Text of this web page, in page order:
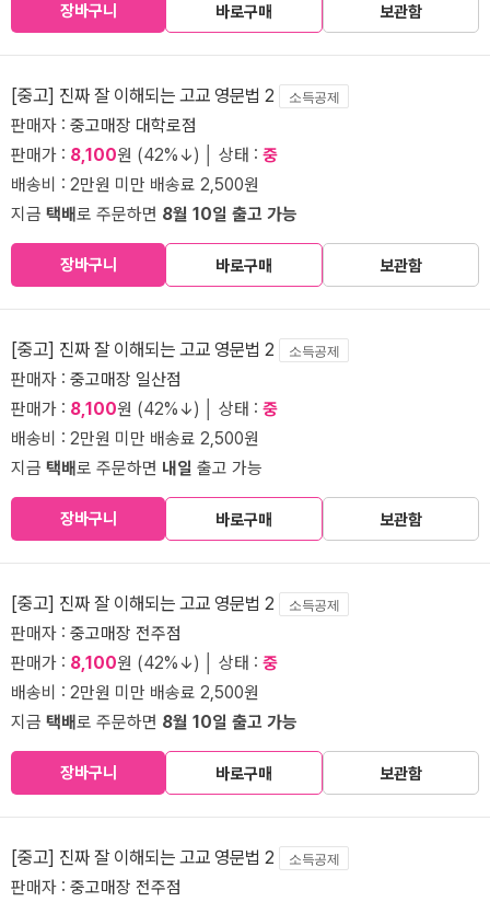
장바구니 바로구매 보관함
[중고] 진짜 잘 이해되는 고교 영문법 2 소득공제
판매자 : 중고매장 대학로점
판매가 : 8,100원 (42%↓) │ 상태 : 중
배송비 : 2만원 미만 배송료 2,500원
지금 택배로 주문하면 8월 10일 출고 가능
장바구니 바로구매 보관함
[중고] 진짜 잘 이해되는 고교 영문법 2 소득공제
판매자 : 중고매장 일산점
판매가 : 8,100원 (42%↓) │ 상태 : 중
배송비 : 2만원 미만 배송료 2,500원
지금 택배로 주문하면 내일 출고 가능
장바구니 바로구매 보관함
[중고] 진짜 잘 이해되는 고교 영문법 2 소득공제
판매자 : 중고매장 전주점
판매가 : 8,100원 (42%↓) │ 상태 : 중
배송비 : 2만원 미만 배송료 2,500원
지금 택배로 주문하면 8월 10일 출고 가능
장바구니 바로구매 보관함
[중고] 진짜 잘 이해되는 고교 영문법 2 소득공제
판매자 : 중고매장 전주점